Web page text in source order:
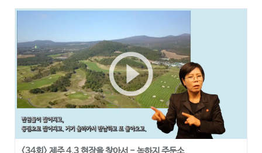
play_circle_outline